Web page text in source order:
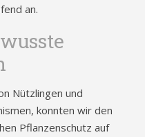
an.
Nützlingen und
konnten wir den
Pflanzenschutz auf